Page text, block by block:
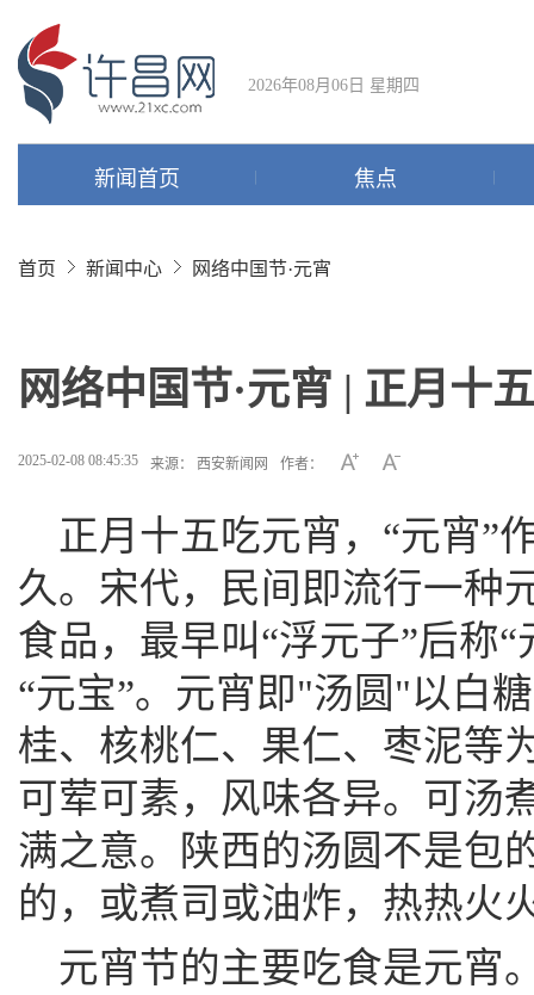
2026年08月06日 星期四
新闻首页 焦点
首页 新闻中心 网络中国节·元宵
网络中国节·元宵 | 正月十
2025-02-08 08:45:35 来源： 西安新闻网 作者：
正月十五吃元宵，“元宵”
久。宋代，民间即流行一种
食品，最早叫“浮元子”后称
“元宝”。元宵即"汤圆"以白
桂、核桃仁、果仁、枣泥等
可荤可素，风味各异。可汤
满之意。陕西的汤圆不是包
的，或煮司或油炸，热热火
元宵节的主要吃食是元宵